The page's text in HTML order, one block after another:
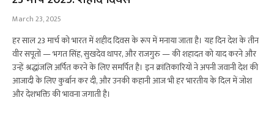
March 23, 2025
हर साल 23 मार्च को भारत में शहीद दिवस के रूप में मनाया जाता है। यह दिन देश के तीन
वीर सपूतों — भगत सिंह, सुखदेव थापर, और राजगुरु — की शहादत को याद करने और
उन्हें श्रद्धांजलि अर्पित करने के लिए समर्पित है। इन क्रांतिकारियों ने अपनी जवानी देश की
आजादी के लिए कुर्बान कर दी, और उनकी कहानी आज भी हर भारतीय के दिल में जोश
और देशभक्ति की भावना जगाती है।